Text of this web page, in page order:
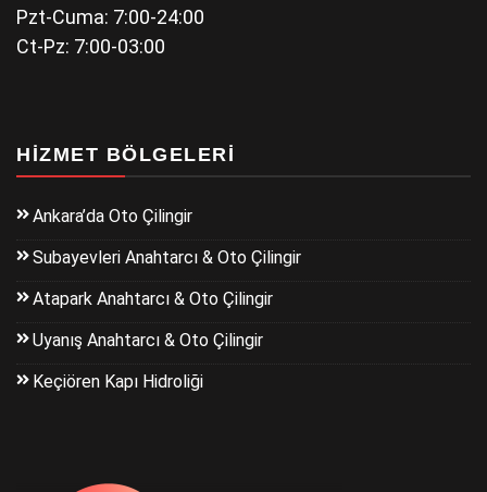
Pzt-Cuma: 7:00-24:00
Ct-Pz: 7:00-03:00
HIZMET BÖLGELERI
Ankara’da Oto Çilingir
Subayevleri Anahtarcı & Oto Çilingir
Atapark Anahtarcı & Oto Çilingir
Uyanış Anahtarcı & Oto Çilingir
Keçiören Kapı Hidroliği